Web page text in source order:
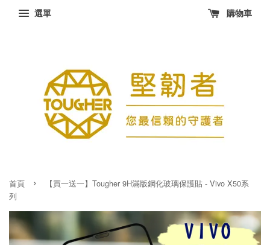
選單 購物車
首頁 ›
【買一送一】Tougher 9H滿版鋼化玻璃保護貼 - Vivo X50系
列